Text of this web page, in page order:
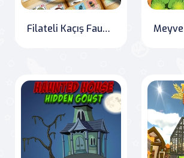
Filateli Kaçış Fauna Albümü